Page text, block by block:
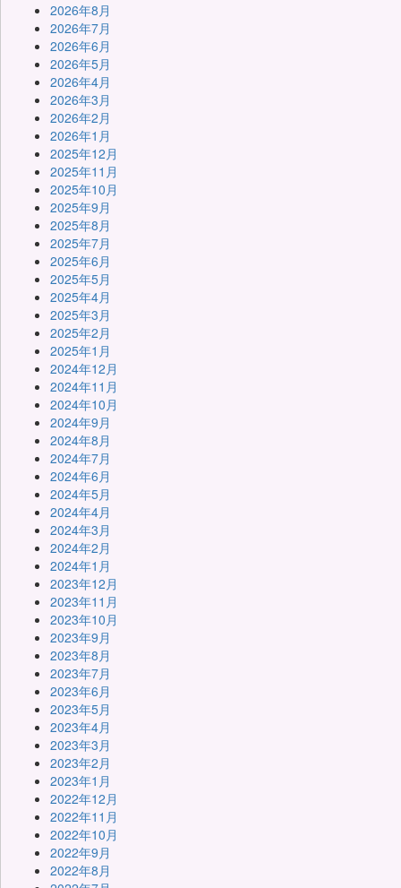
2026年8月
2026年7月
2026年6月
2026年5月
2026年4月
2026年3月
2026年2月
2026年1月
2025年12月
2025年11月
2025年10月
2025年9月
2025年8月
2025年7月
2025年6月
2025年5月
2025年4月
2025年3月
2025年2月
2025年1月
2024年12月
2024年11月
2024年10月
2024年9月
2024年8月
2024年7月
2024年6月
2024年5月
2024年4月
2024年3月
2024年2月
2024年1月
2023年12月
2023年11月
2023年10月
2023年9月
2023年8月
2023年7月
2023年6月
2023年5月
2023年4月
2023年3月
2023年2月
2023年1月
2022年12月
2022年11月
2022年10月
2022年9月
2022年8月